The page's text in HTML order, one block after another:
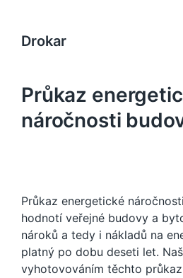
Drokar
Průkaz
náročnosti
Průkaz energetické
hodnotí veřejné budovy a
nároků a tedy i nákladů na
platný po dobu deseti let.
vyhotovováním těchto